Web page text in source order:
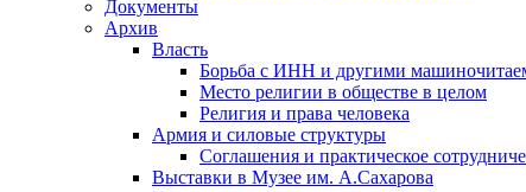
Документы
Архив
Власть
Борьба с ИНН и другими
Место религии в обществе в целом
Религия и права человека
Армия и силовые структуры
Соглашения и практическое
Выставки в Музее им. А.Сахарова